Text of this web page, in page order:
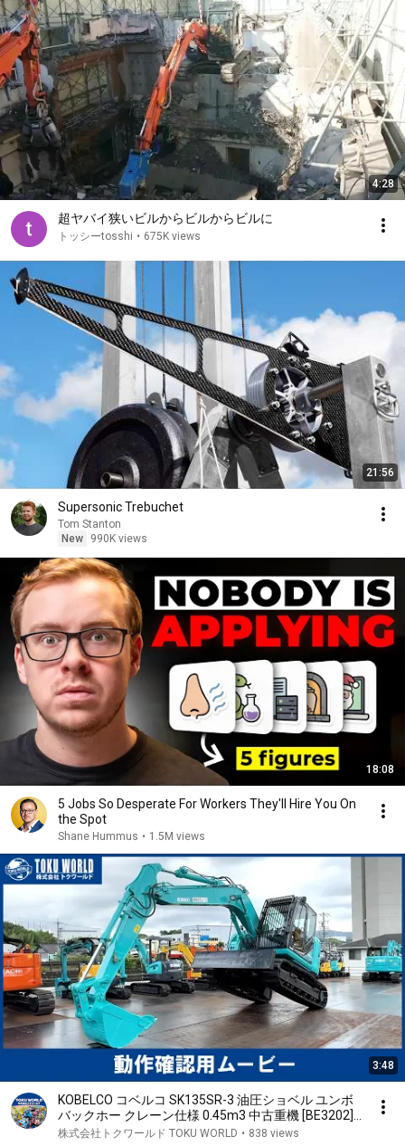
4:28
超ヤバイ狭いビルからビルからビルに
トッシーtosshi • 675K views
21:56
Supersonic Trebuchet
Tom Stanton
New
990K views
18:08
5 Jobs So Desperate For Workers They'll Hire You On
the Spot
Shane Hummus • 1.5M views
3:48
KOBELCO コベルコ SK135SR-3 油圧ショベル ユンボ
バックホー クレーン仕様 0.45m3 中古重機 [BE3202]
動作確認ムービー【 株式会社 トクワールド 在庫紹介
株式会社トクワールド TOKU WORLD • 838 views